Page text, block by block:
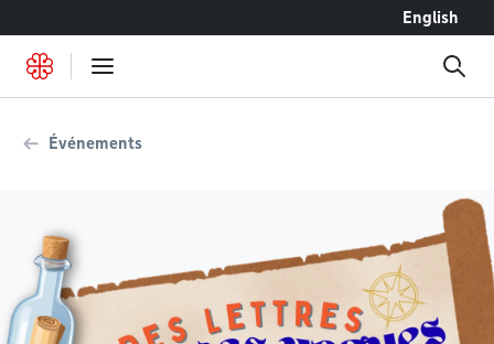
English
Événements